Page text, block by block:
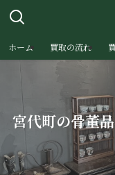
ホーム 買取の流れ
宮代町の骨董